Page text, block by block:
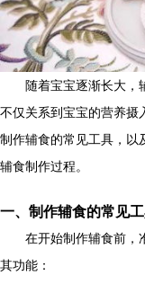
随着宝宝逐渐长大，
不仅关系到宝宝的营养摄
制作辅食的常见工具，以
辅食制作过程。
一、制作辅食的常见
在开始制作辅食前，
其功能：